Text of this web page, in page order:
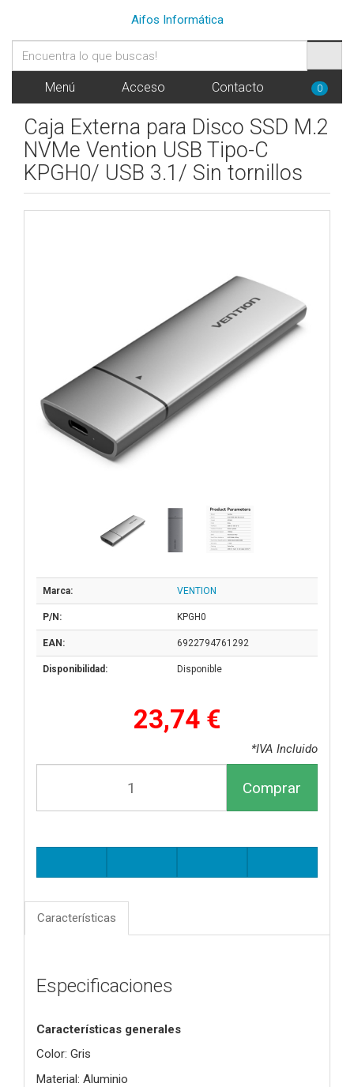
Aifos Informática
Menú Acceso Contacto 0
Caja Externa para Disco SSD M.2
NVMe Vention USB Tipo-C
KPGH0/ USB 3.1/ Sin tornillos
Marca: VENTION
P/N: KPGH0
EAN: 6922794761292
Disponibilidad: Disponible
23,74 €
*IVA Incluido
Comprar
Características
Especificaciones
Características generales
Color: Gris
Material: Aluminio